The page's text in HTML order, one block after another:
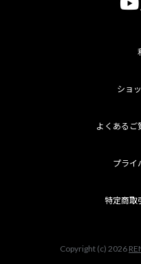
ショ
よくあるご
プライ
特定商取
Copyright (c) 2026